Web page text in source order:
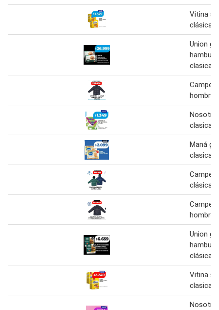
Vitina
clásica
Union
clasica
hombre
clasica
Maná
clasica
clásica
hombre
Union
clásica
Vitina
clasica